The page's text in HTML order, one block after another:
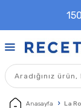
Anasayfa La